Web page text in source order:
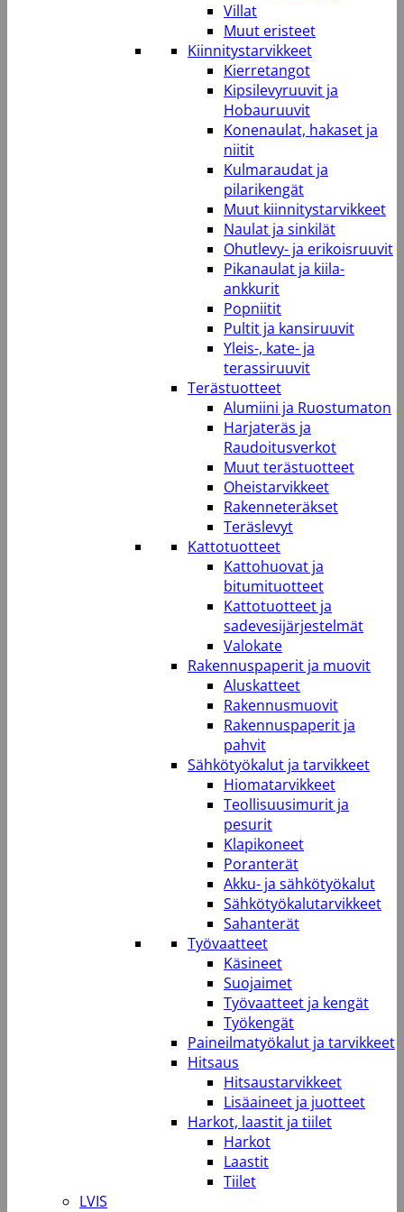
Villat
Muut eristeet
Kiinnitystarvikkeet
Kierretangot
Kipsilevyruuvit ja
Hobauruuvit
Konenaulat, hakaset ja
niitit
Kulmaraudat ja
pilarikengät
Muut kiinnitystarvikkeet
Naulat ja sinkilät
Ohutlevy- ja erikoisruuvit
Pikanaulat ja kiila-
ankkurit
Popniitit
Pultit ja kansiruuvit
Yleis-, kate- ja
terassiruuvit
Terästuotteet
Alumiini ja Ruostumaton
Harjateräs ja
Raudoitusverkot
Muut terästuotteet
Oheistarvikkeet
Rakenneteräkset
Teräslevyt
Kattotuotteet
Kattohuovat ja
bitumituotteet
Kattotuotteet ja
sadevesijärjestelmät
Valokate
Rakennuspaperit ja muovit
Aluskatteet
Rakennusmuovit
Rakennuspaperit ja
pahvit
Sähkötyökalut ja tarvikkeet
Hiomatarvikkeet
Teollisuusimurit ja
pesurit
Klapikoneet
Poranterät
Akku- ja sähkötyökalut
Sähkötyökalutarvikkeet
Sahanterät
Työvaatteet
Käsineet
Suojaimet
Työvaatteet ja kengät
Työkengät
Paineilmatyökalut ja tarvikkeet
Hitsaus
Hitsaustarvikkeet
Lisäaineet ja juotteet
Harkot, laastit ja tiilet
Harkot
Laastit
Tiilet
LVIS